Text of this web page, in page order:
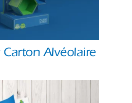
Carton Alvéolaire